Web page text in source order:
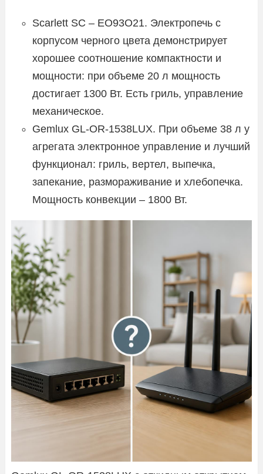
Scarlett SC – EO93O21. Электропечь с
корпусом черного цвета демонстрирует
хорошее соотношение компактности и
мощности: при объеме 20 л мощность
достигает 1300 Вт. Есть гриль, управление
механическое.
Gemlux GL-OR-1538LUX. При объеме 38 л у
агрегата электронное управление и лучший
функционал: гриль, вертел, выпечка,
запекание, размораживание и хлебопечка.
Мощность конвекции – 1800 Вт.